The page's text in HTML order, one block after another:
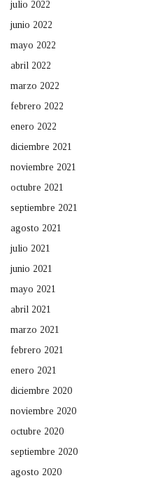
julio 2022
junio 2022
mayo 2022
abril 2022
marzo 2022
febrero 2022
enero 2022
diciembre 2021
noviembre 2021
octubre 2021
septiembre 2021
agosto 2021
julio 2021
junio 2021
mayo 2021
abril 2021
marzo 2021
febrero 2021
enero 2021
diciembre 2020
noviembre 2020
octubre 2020
septiembre 2020
agosto 2020